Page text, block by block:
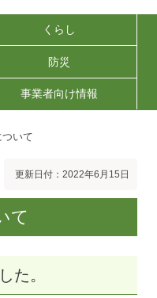
くらし
防災
事業者向け情報
いて
更新日付：2022年6月15日
て
た。